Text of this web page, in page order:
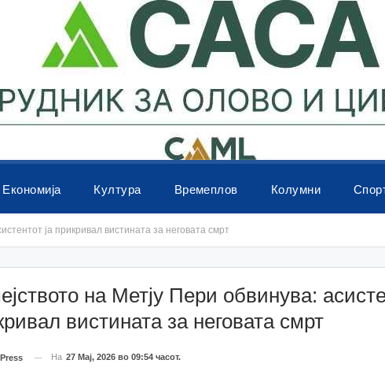
Економија Култура Времеплов Колумни
ја прикривал вистината за неговата смрт
на Метју Пери обвинува:
вистината за неговата смрт
На 27 Мај, 2026 во 09:54 часот.